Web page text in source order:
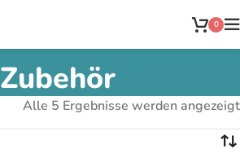
0
Zubehör
Alle 5 Ergebnisse werden angezeigt